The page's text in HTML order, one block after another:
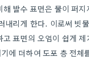
해 발수 표면은 물이 퍼지
내리게 한다. 이로써 빗
고 표면의 오염이 쉽게
에 더하여 도포 층 전체